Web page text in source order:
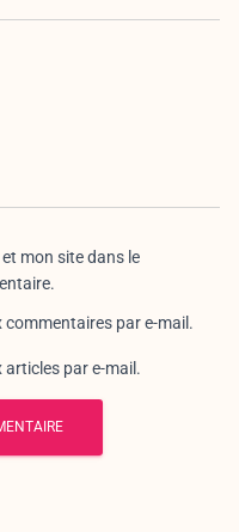
mon site dans le
commentaires par e-mail.
articles par e-mail.